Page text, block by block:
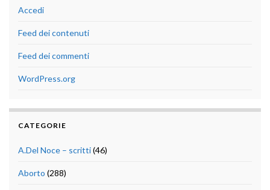
Accedi
Feed dei contenuti
Feed dei commenti
WordPress.org
CATEGORIE
A.Del Noce – scritti(46)
Aborto (288)